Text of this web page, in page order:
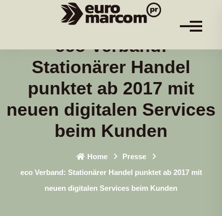
eco Verband:
Stationärer Handel
punktet ab 2017 mit
neuen digitalen Services
beim Kunden
Home
Presse
eco Verband: Stationärer Handel punktet ab 2017 mit
neuen digitalen Services beim Kunden